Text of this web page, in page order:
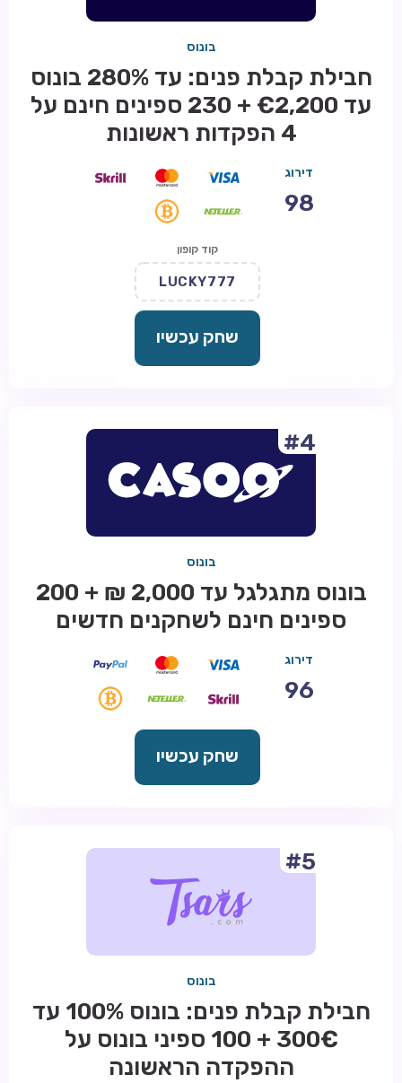
בונוס
חבילת קבלת פנים: עד 280% בונוס
עד €2,200 + 230 ספינים חינם על
4 הפקדות ראשונות
דירוג
98
קוד קופון
LUCKY777
שחק עכשיו
#4
בונוס
בונוס מתגלגל עד 2,000 ₪ + 200
ספינים חינם לשחקנים חדשים
דירוג
96
שחק עכשיו
#5
בונוס
חבילת קבלת פנים: בונוס 100% עד
300€ + 100 ספיני בונוס על
ההפקדה הראשונה